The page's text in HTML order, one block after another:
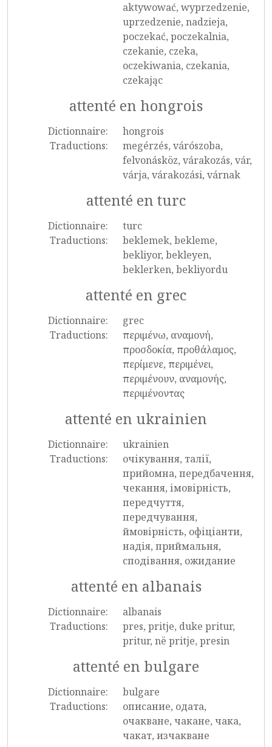
aktywować, wyprzedzenie,
uprzedzenie, nadzieja,
poczekać, poczekalnia,
czekanie, czeka,
oczekiwania, czekania,
czekając
attenté en hongrois
Dictionnaire:
hongrois
Traductions:
megérzés, várószoba,
felvonásköz, várakozás, vár,
várja, várakozási, várnak
attenté en turc
Dictionnaire:
turc
Traductions:
beklemek, bekleme,
bekliyor, bekleyen,
beklerken, bekliyordu
attenté en grec
Dictionnaire:
grec
Traductions:
περιμένω, αναμονή,
προσδοκία, προθάλαμος,
περίμενε, περιμένει,
περιμένουν, αναμονής,
περιμένοντας
attenté en ukrainien
Dictionnaire:
ukrainien
Traductions:
очікування, талії,
прийомна, передбачення,
чекання, імовірність,
передчуття,
передчування,
ймовірність, офіціанти,
надія, приймальня,
сподівання, ожидание
attenté en albanais
Dictionnaire:
albanais
Traductions:
pres, pritje, duke pritur,
pritur, në pritje, presin
attenté en bulgare
Dictionnaire:
bulgare
Traductions:
описание, одата,
очакване, чакане, чака,
чакат, изчакване